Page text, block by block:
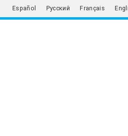
Français
Русский
Español